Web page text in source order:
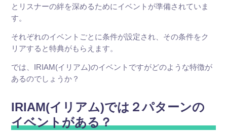
とリスナーの絆を深めるためにイベントが準備されていま
す。
それぞれのイベントごとに条件が設定され、その条件をク
リアすると特典がもらえます。
では、IRIAM(イリアム)のイベントですがどのような特徴が
あるのでしょうか？
IRIAM(イリアム)では２パターンの
イベントがある？